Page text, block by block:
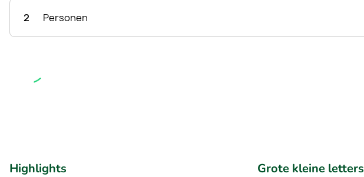
2 Personen
Highlights Grote kleine letters